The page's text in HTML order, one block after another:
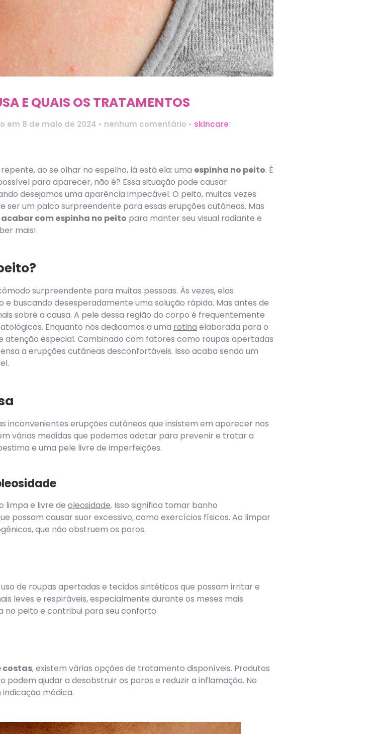
E QUAIS OS TRATAMENTOS
em 8 de maio de 2024 • nenhum comentário • skincare
ao se olhar no espelho, lá está ela: uma espinha no peito. É
para aparecer, não é? Essa situação pode causar
desejamos uma aparência impecável. O peito, muitas vezes
ser um palco surpreendente para essas erupções cutâneas. Mas
com espinha no peito para manter seu visual radiante e
mais!
surpreendente para muitas pessoas. Às vezes, elas
buscando desesperadamente uma solução rápida. Mas antes de
sobre a causa. A pele dessa região do corpo é frequentemente
Enquanto nos dedicamos a uma rotina elaborada para o
especial. Combinado com fatores como roupas apertadas
a erupções cutâneas desconfortáveis. Isso acaba sendo um
inconvenientes erupções cutâneas que insistem em aparecer nos
várias medidas que podemos adotar para prevenir e tratar a
e uma pele livre de imperfeições.
limpa e livre de oleosidade. Isso significa tomar banho
possam causar suor excessivo, como exercícios físicos. Ao limpar
que não obstruem os poros.
de roupas apertadas e tecidos sintéticos que possam irritar e
leves e respiráveis, especialmente durante os meses mais
no peito e contribui para seu conforto.
costas, existem várias opções de tratamento disponíveis. Produtos
ajudar a desobstruir os poros e reduzir a inflamação. No
médica.